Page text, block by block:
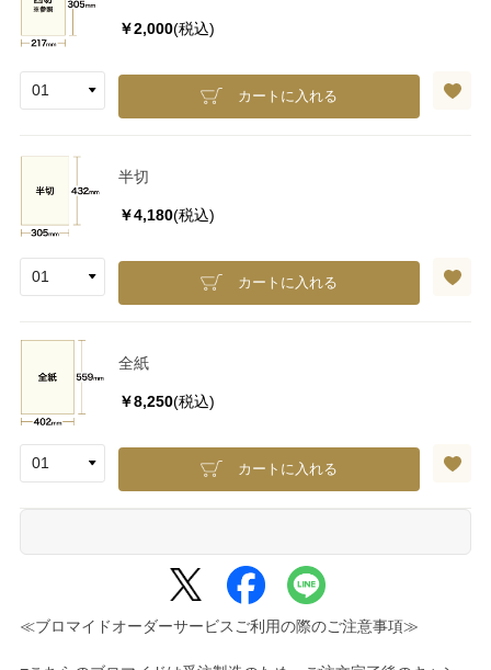
￥2,000(税込)
カートに入れる
半切
￥4,180(税込)
カートに入れる
全紙
￥8,250(税込)
カートに入れる
≪ブロマイドオーダーサービスご利用の際のご注意事項≫